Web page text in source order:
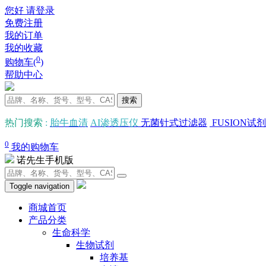
您好 请登录
免费注册
我的订单
我的收藏
购物车(0)
帮助中心
搜索
热门搜索 : 胎牛血清 AI渗透压仪 无菌针式过滤器 FUSION试剂
0 我的购物车
诺先生手机版
Toggle navigation
商城首页
产品分类
生命科学
生物试剂
培养基